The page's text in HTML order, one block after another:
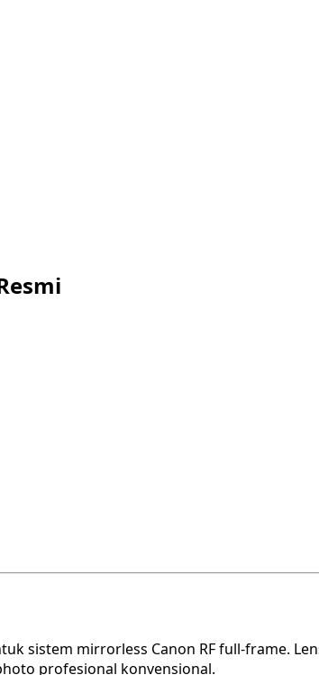
sistem mirrorless Canon RF full-frame.
profesional konvensional.